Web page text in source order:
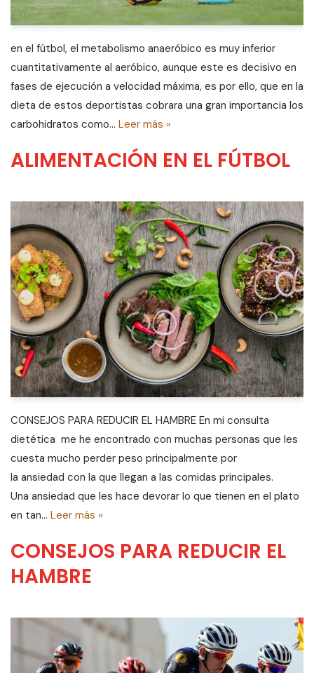
en el fútbol, el metabolismo anaeróbico es muy inferior
cuantitativamente al aeróbico, aunque este es decisivo en
fases de ejecución a velocidad máxima, es por ello, que en la
dieta de estos deportistas cobrara una gran importancia los
carbohidratos como… Leer más »
ALIMENTACIÓN EN EL FÚTBOL
CONSEJOS PARA REDUCIR EL HAMBRE En mi consulta
dietética me he encontrado con muchas personas que les
cuesta mucho perder peso principalmente por
la ansiedad con la que llegan a las comidas principales.
Una ansiedad que les hace devorar lo que tienen en el plato
en tan… Leer más »
CONSEJOS PARA REDUCIR EL
HAMBRE